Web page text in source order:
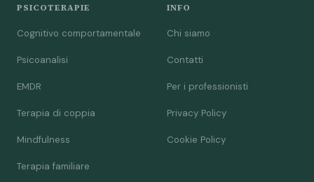
PSICOTERAPIE
Cognitivo comportamentale
Psicoanalisi
EMDR
Terapia di coppia
Mindfulness
Terapia familiare
INFO
Chi siamo
Contatti
Per i professionisti
Privacy Policy
Cookie Policy